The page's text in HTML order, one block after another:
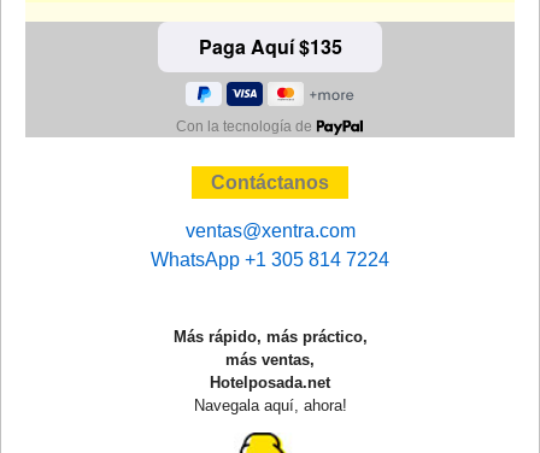
Con la tecnología de
Contáctanos
ventas@xentra.com
WhatsApp +1 305 814 7224
Más rápido, más práctico,
más ventas,
Hotelposada.net
Navegala aquí, ahora!